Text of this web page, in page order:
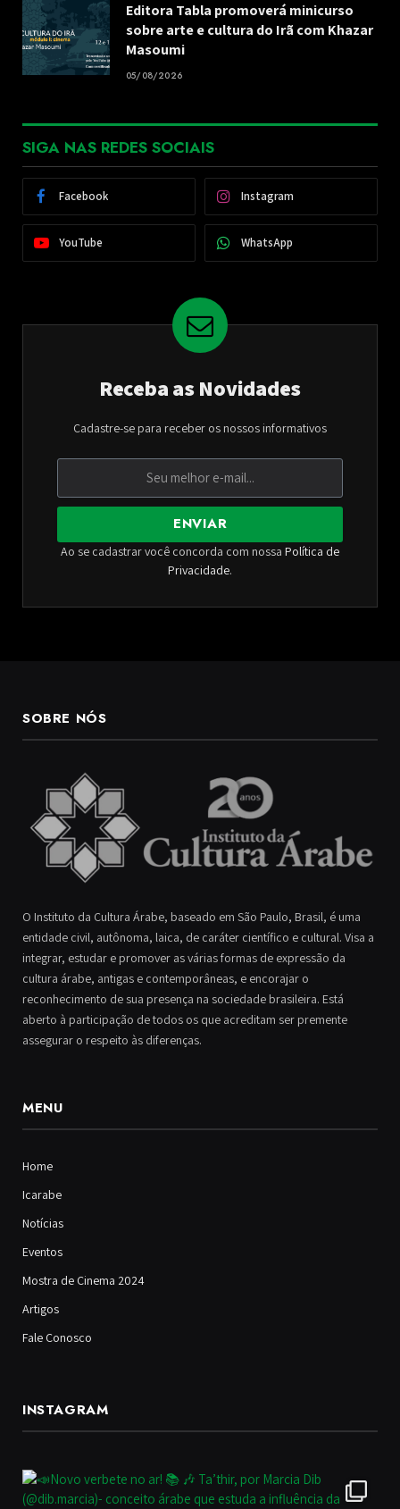
Editora Tabla promoverá minicurso
sobre arte e cultura do Irã com Khazar
Masoumi
05/08/2026
SIGA NAS REDES SOCIAIS
Facebook Instagram
YouTube WhatsApp
Receba as Novidades
Cadastre-se para receber os nossos informativos
ENVIAR
Ao se cadastrar você concorda com nossa Política de
Privacidade.
SOBRE NÓS
O Instituto da Cultura Árabe, baseado em São Paulo, Brasil, é uma
entidade civil, autônoma, laica, de caráter científico e cultural. Visa a
integrar, estudar e promover as várias formas de expressão da
cultura árabe, antigas e contemporâneas, e encorajar o
reconhecimento de sua presença na sociedade brasileira. Está
aberto à participação de todos os que acreditam ser premente
assegurar o respeito às diferenças.
MENU
Home
Icarabe
Notícias
Eventos
Mostra de Cinema 2024
Artigos
Fale Conosco
INSTAGRAM